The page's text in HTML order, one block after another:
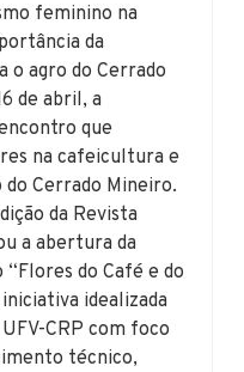
feminino na
da
o agro do Cerrado
de abril, a
que
na cafeicultura e
Cerrado Mineiro.
da Revista
a abertura da
do Café e do
idealizada
CRP com foco
técnico,